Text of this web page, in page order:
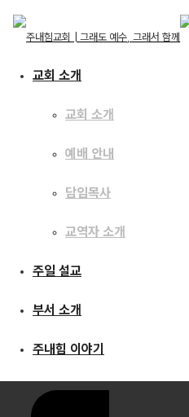
교회 소개
교회 소개
교역자 소개
주일 설교
부서 소개
주내힘 이야기
교회 소개
교회 소개
예배 안내
담임목사
교역자 소개
주일 설교
부서 소개
주내힘 이야기
주일 설교
[16.02.07]
마음